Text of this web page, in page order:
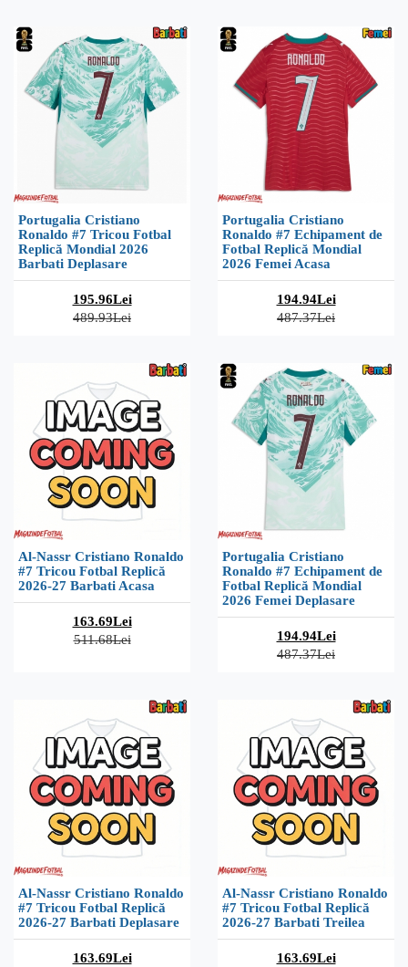
Portugalia Cristiano
Ronaldo #7 Tricou Fotbal
Replică Mondial 2026
Barbati Deplasare
195.96Lei
489.93Lei
Portugalia Cristiano
Ronaldo #7 Echipament de
Fotbal Replică Mondial
2026 Femei Acasa
194.94Lei
487.37Lei
Al-Nassr Cristiano Ronaldo
#7 Tricou Fotbal Replică
2026-27 Barbati Acasa
163.69Lei
511.68Lei
Portugalia Cristiano
Ronaldo #7 Echipament de
Fotbal Replică Mondial
2026 Femei Deplasare
194.94Lei
487.37Lei
Al-Nassr Cristiano Ronaldo
#7 Tricou Fotbal Replică
2026-27 Barbati Deplasare
163.69Lei
Al-Nassr Cristiano Ronaldo
#7 Tricou Fotbal Replică
2026-27 Barbati Treilea
163.69Lei